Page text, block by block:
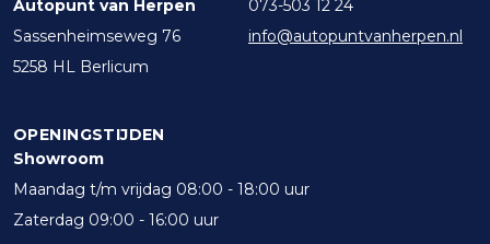
Autopunt van Herpen
Sassenheimseweg 76
5258 HL Berlicum
073-503 12 24
info@autopuntvanherpen.nl
OPENINGSTIJDEN
Showroom
Maandag t/m vrijdag 08:00 - 18:00 uur
Zaterdag 09:00 - 16:00 uur